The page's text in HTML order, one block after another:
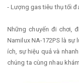
- Lượng gas tiêu thụ tối
Những chuyến đi chơi,
Namilux NA-172PS là sự
ích, sự hiệu quả và
chúng ta cùng nhau